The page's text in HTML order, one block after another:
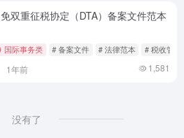
双重征税协定（DTA）备案文件范本
国际事务类 # 备案文件 # 法律范本 # 税收管理
1年前 1,581
没有了